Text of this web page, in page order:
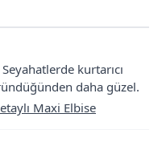
kurtarıcı
daha güzel.
Maxi Elbise